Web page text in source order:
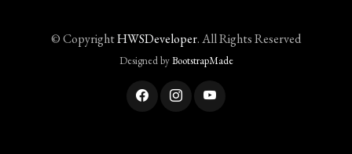
© CopyrightHWSDeveloper. All Rights Reserved
Designed byBootstrapMade